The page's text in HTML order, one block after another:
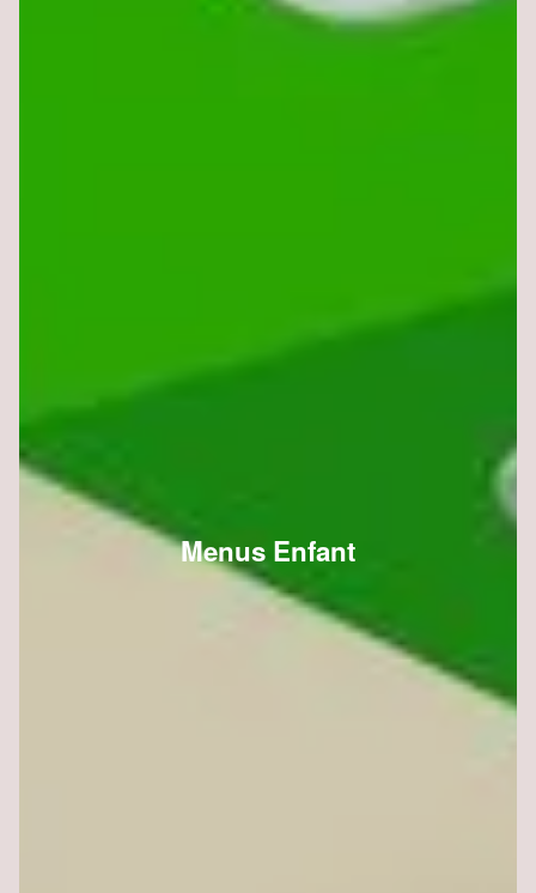
Menus Enfant